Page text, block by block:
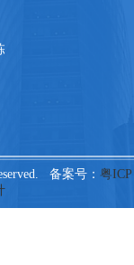
备案号： 粤ICP